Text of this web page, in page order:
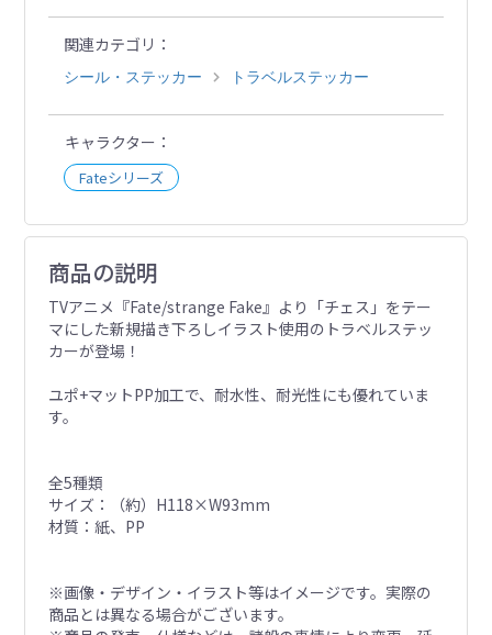
関連カテゴリ
シール・ステッカー トラベルステッカー
キャラクター
Fateシリーズ
商品の説明
TVアニメ『Fate/strange Fake』より「チェス」をテー
マにした新規描き下ろしイラスト使用のトラベルステッ
カーが登場！
ユポ+マットPP加工で、耐水性、耐光性にも優れていま
す。
全5種類
サイズ：（約）H118×W93mm
材質：紙、PP
※画像・デザイン・イラスト等はイメージです。実際の
商品とは異なる場合がございます。